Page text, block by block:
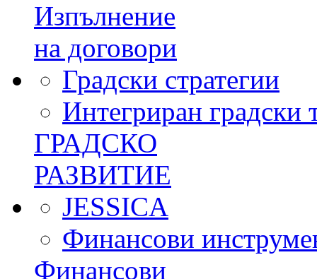
Изпълнение
на договори
Градски стратегии
Интегриран градски
ГРАДСКО
РАЗВИТИЕ
JESSICA
Финансови
Финансови